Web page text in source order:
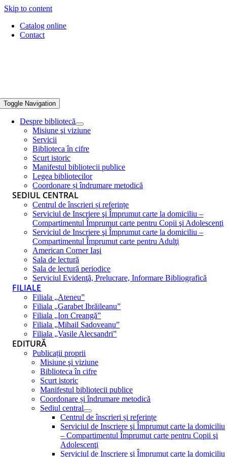
Skip to content
Catalog online
Contact
Toggle Navigation
Despre bibliotecă
Misiune şi viziune
Servicii
Biblioteca în cifre
Scurt istoric
Manifestul bibliotecii publice
Legea bibliotecilor
Coordonare și îndrumare metodică
SEDIUL CENTRAL
Centrul de înscrieri și referințe
Serviciul de Inscriere şi Împrumut carte la domiciliu –
Compartimentul Împrumut carte pentru Copii şi Adolescenţi
Serviciul de Inscriere şi Împrumut carte la domiciliu –
Compartimentul Împrumut carte pentru Adulţi
American Corner Iaşi
Sala de lectură
Sala de lectură periodice
Serviciul Evidenţă, Prelucrare, Informare Bibliografică
FILIALE
Filiala „Ateneu”
Filiala „Garabet Ibrăileanu”
Filiala „Ion Creangă”
Filiala „Mihail Sadoveanu”
Filiala „Vasile Alecsandri”
EDITURĂ
Publicații proprii
Misiune şi viziune
Biblioteca în cifre
Scurt istoric
Manifestul bibliotecii publice
Coordonare și îndrumare metodică
Sediul central
Centrul de înscrieri și referințe
Serviciul de Inscriere şi Împrumut carte la domiciliu
– Compartimentul Împrumut carte pentru Copii şi
Adolescenţi
Serviciul de Inscriere şi Împrumut carte la domiciliu